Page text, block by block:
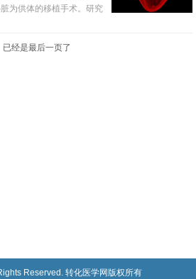
为供体的移植手术。研究
植领域之先河，为改变供
功的人体心脏完整取出，
已经是最后一页了
Reserved. 转化医学网版权所有